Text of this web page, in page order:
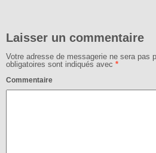
Laisser un commentaire
Votre adresse de messagerie ne sera pas
obligatoires sont indiqués avec *
Commentaire